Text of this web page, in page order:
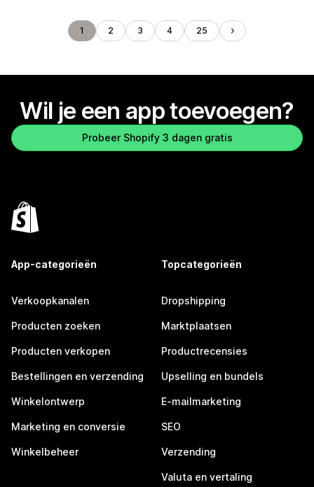
1 2 3 4 25
Wil je een app toevoegen?
Probeer Shopify 3 dagen gratis
App-categorieën
Verkoopkanalen
Producten zoeken
Producten verkopen
Bestellingen en verzending
Winkelontwerp
Marketing en conversie
Winkelbeheer
Topcategorieën
Dropshipping
Marktplaatsen
Productrecensies
Upselling en bundels
E-mailmarketing
SEO
Verzending
Valuta en vertaling